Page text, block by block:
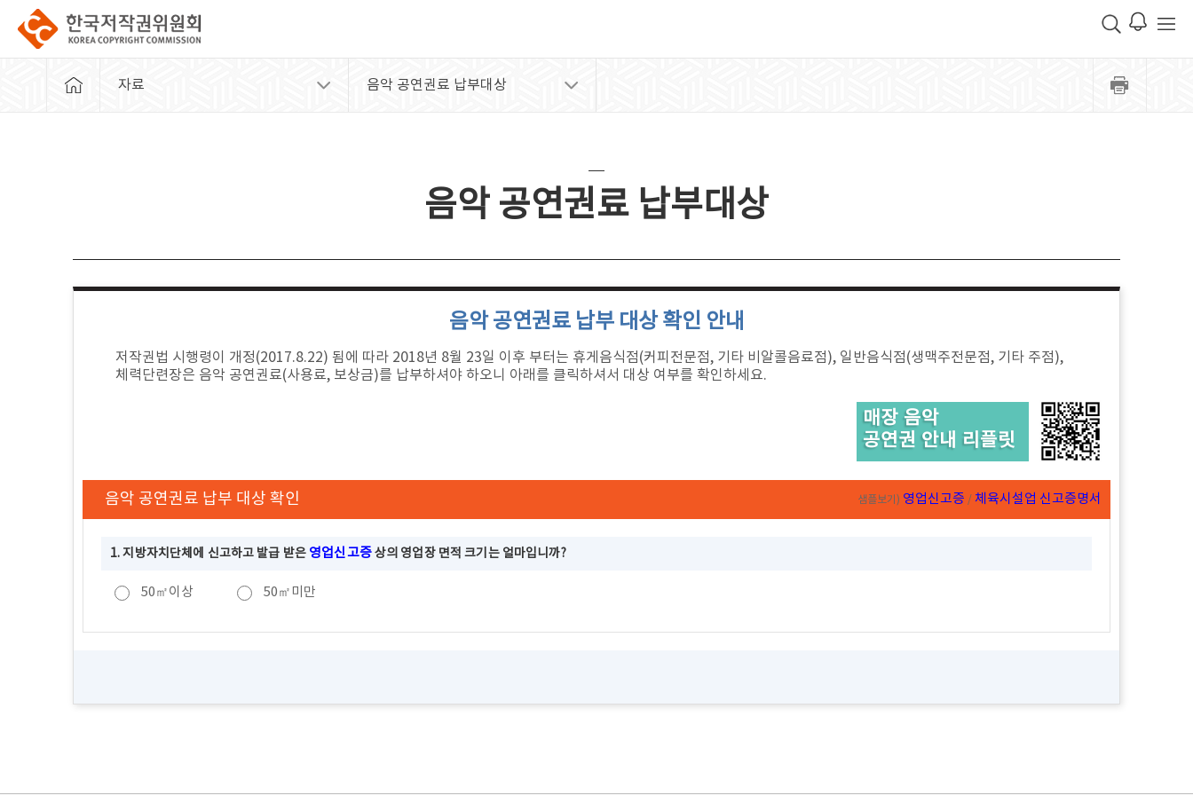
자료 음악 공연권료 납부대상
음악 공연권료 납부대상
음악 공연권료 납부 대상 확인 안내
저작권법 시행령이 개정(2017.8.22) 됨에 따라 2018년 8월 23일 이후 부터는 휴게음식점(커피전문점, 기타 비알콜음료점), 일반음식점(생맥주전문점, 기타 주점),
체력단련장은 음악 공연권료(사용료, 보상금)를 납부하셔야 하오니 아래를 클릭하셔서 대상 여부를 확인하세요.
매장 음악
공연권 안내 리플릿
음악 공연권료 납부 대상 확인 샘플보기) 영업신고증 / 체육시설업 신고증명서
1. 지방자치단체에 신고하고 발급 받은 영업신고증상의 영업장 면적 크기는 얼마입니까?
50㎡이상 50㎡미만